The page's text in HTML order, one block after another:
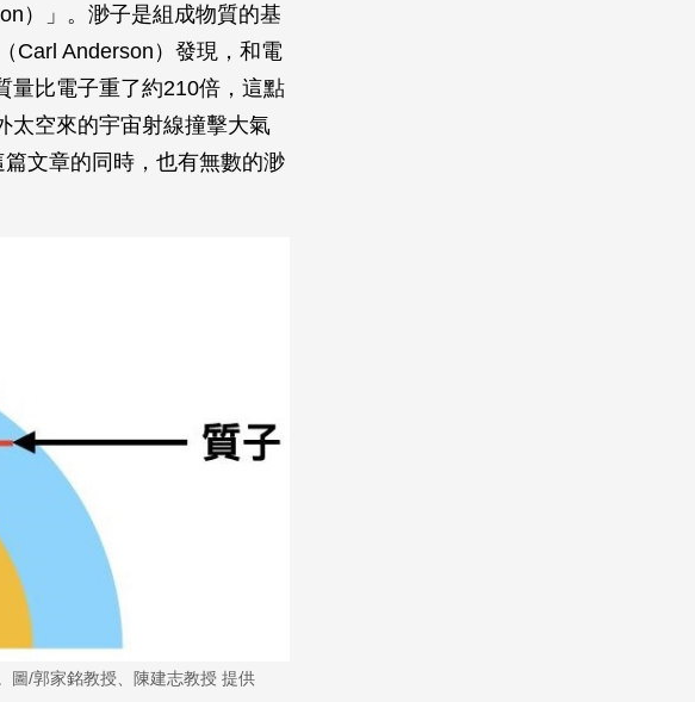
）」。渺子是組成物質的基
Carl Anderson）發現，和電
量比電子重了約210倍，這點
太空來的宇宙射線撞擊大氣
文章的同時，也有無數的渺
圖/郭家銘教授、陳建志教授 提供